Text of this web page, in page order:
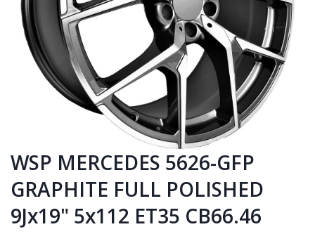
WSP MERCEDES 5626-GFP
GRAPHITE FULL POLISHED
9Jx19" 5x112 ET35 CB66.46